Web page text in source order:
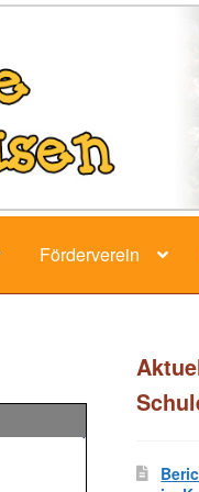
Förderverein